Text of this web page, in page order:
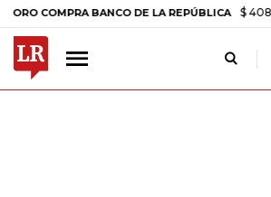
BANCO DE LA REPÚBLICA $ 408.498,97